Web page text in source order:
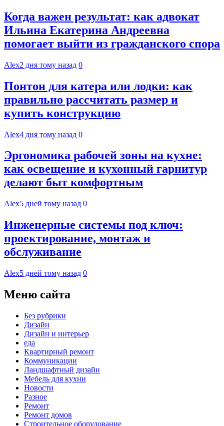
Когда важен результат: как адвокат
Ильина Екатерина Андреевна
помогает выйти из гражданского спора
Alex2 дня тому назад 0
Понтон для катера или лодки: как
правильно рассчитать размер и
купить конструкцию
Alex4 дня тому назад 0
Эргономика рабочей зоны на кухне:
как освещение и кухонный гарнитур
делают быт комфортным
Alex5 дней тому назад 0
Инженерные системы под ключ:
проектирование, монтаж и
обслуживание
Alex5 дней тому назад 0
Меню сайта
Без рубрики
Дизайн
Дизайн и интерьер
еда
Квартирный ремонт
Коммуникации
Ландшафтный дизайн
Мебель для кухни
Новости
Разное
Ремонт
Ремонт домов
Строительное оборудование